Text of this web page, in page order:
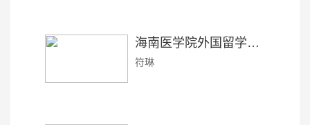
海南医学院外国留学生教学管理办法
符琳